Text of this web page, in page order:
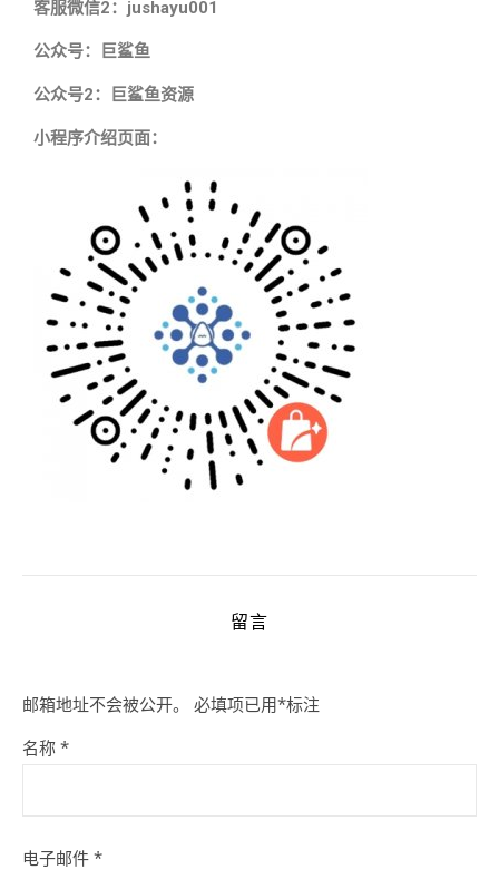
客服微信2：jushayu001
公众号：巨鲨鱼
公众号2：巨鲨鱼资源
小程序介绍页面：
留言
邮箱地址不会被公开。 必填项已用*标注
名称 *
电子邮件 *